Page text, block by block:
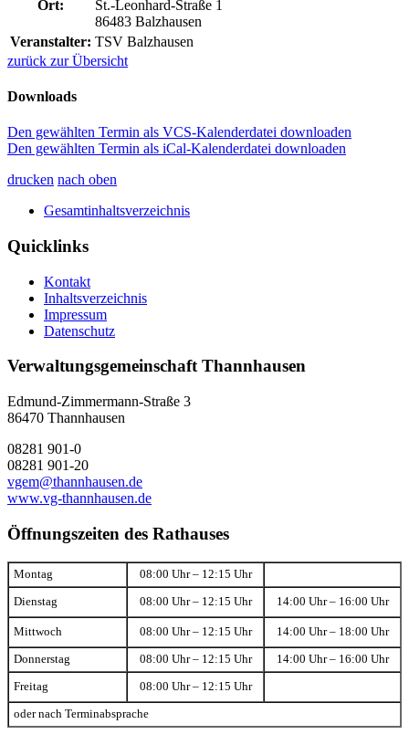
Ort:
St.-Leonhard-Straße 1
86483 Balzhausen
Veranstalter: TSV Balzhausen
zurück zur Übersicht
Downloads
Den gewählten Termin als VCS-Kalenderdatei downloaden
Den gewählten Termin als iCal-Kalenderdatei downloaden
drucken nach oben
Gesamtinhaltsverzeichnis
Quicklinks
Kontakt
Inhaltsverzeichnis
Impressum
Datenschutz
Verwaltungsgemeinschaft Thannhausen
Edmund-Zimmermann-Straße 3
86470 Thannhausen
08281 901-0
08281 901-20
vgem@thannhausen.de
www.vg-thannhausen.de
Öffnungszeiten des Rathauses
Montag 08:00 Uhr – 12:15 Uhr
Dienstag 08:00 Uhr – 12:15 Uhr 14:00 Uhr – 16:00 Uhr
Mittwoch 08:00 Uhr – 12:15 Uhr 14:00 Uhr – 18:00 Uhr
Donnerstag 08:00 Uhr – 12:15 Uhr 14:00 Uhr – 16:00 Uhr
Freitag 08:00 Uhr – 12:15 Uhr
oder nach Terminabsprache